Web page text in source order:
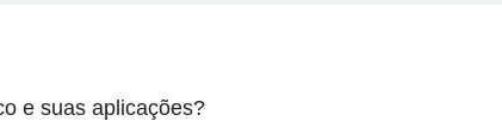
e suas aplicações?